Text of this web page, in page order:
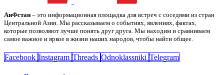
АиФстан – это информационная площадка для встреч с соседями из стран
Центральной Азии. Мы рассказываем о событиях, явлениях, фактах,
которые позволяют лучше понять друг друга. Мы находим и сравниваем
самое важное и яркое в жизни наших народов, чтобы найти общее.
Facebook Instagram Threads Odnoklassniki Telegram